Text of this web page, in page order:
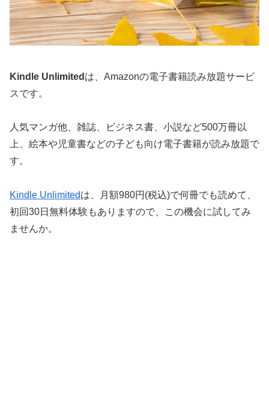
Kindle Unlimited は、Amazonの電子書籍読み放題サービ
スです。
人気マンガ他、雑誌、ビジネス書、小説など500万冊以
上、絵本や児童書などの子ども向け電子書籍が読み放題で
す。
Kindle Unlimitedは、月額980円(税込)で何冊でも読めて、
初回30日無料体験もありますので、この機会に試してみ
ませんか。